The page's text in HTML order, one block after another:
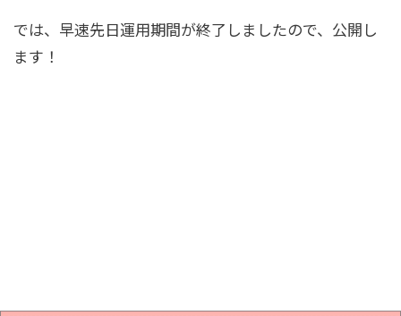
では、早速先日運用期間が終了しましたので、公開し
ます！